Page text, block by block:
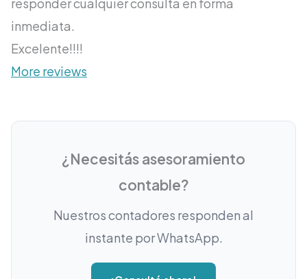
inmediata.
Excelente!!!!
More reviews
¿Necesitás asesoramiento
contable?
Nuestros contadores responden al
instante por WhatsApp.